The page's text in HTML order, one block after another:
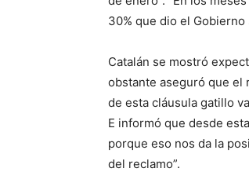
30% que dio el
Catalán se mostró
obstante aseguró que el
de esta cláusula gatillo
E informó que desde
porque eso nos da la
del reclamo”.